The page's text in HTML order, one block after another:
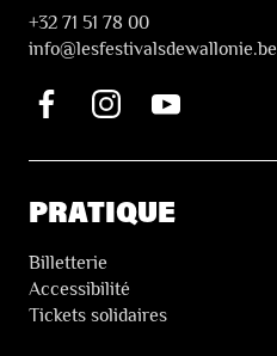
+32 71 51 78 00
info@lesfestivalsdewallonie.be
PRATIQUE
Billetterie
Accessibilité
Tickets solidaires